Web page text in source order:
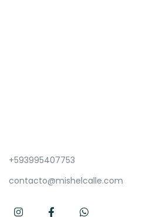
+593995407753
contacto@mishelcalle.com